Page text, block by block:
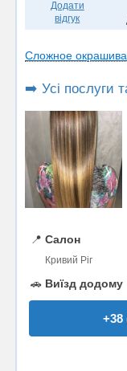
Додати
відгук
Сложное
➡️ Усі послуги
📍 Салон
Кривий Ріг
🚗 Виїзд додому
+38